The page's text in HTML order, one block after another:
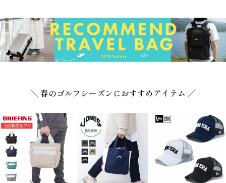
＼ 春のゴルフシーズンにおすすめアイテム ／